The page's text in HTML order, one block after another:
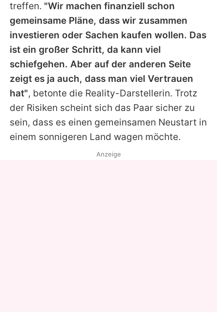
treffen. "Wir machen finanziell schon
gemeinsame Pläne, dass wir zusammen
investieren oder Sachen kaufen wollen. Das
ist ein großer Schritt, da kann viel
schiefgehen. Aber auf der anderen Seite
zeigt es ja auch, dass man viel Vertrauen
hat", betonte die Reality-Darstellerin. Trotz
der Risiken scheint sich das Paar sicher zu
sein, dass es einen gemeinsamen Neustart in
einem sonnigeren Land wagen möchte.
Anzeige